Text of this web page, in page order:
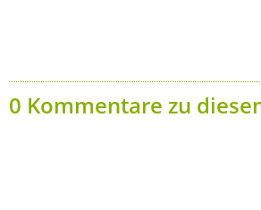
0 Kommentare zu